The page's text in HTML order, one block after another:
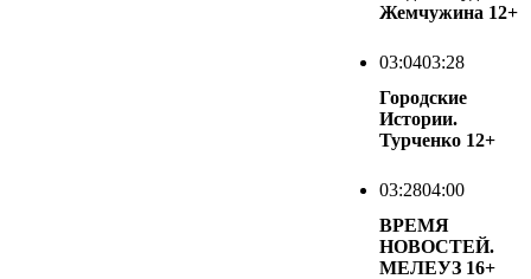
Жемчужина 12+
03:0403:28
Городские
Истории.
Турченко 12+
03:2804:00
ВРЕМЯ
НОВОСТЕЙ.
МЕЛЕУЗ 16+